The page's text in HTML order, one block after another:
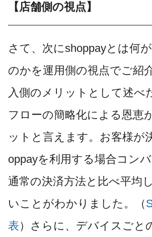
【店舗側の視点】
さて、次にshoppayとは何
のかを運用側の視点でご紹
入側のメリットとして述べ
フローの簡略化による恩恵
ットと言えます。お客様が
oppayを利用する場合コン
通常の決済方法と比べ平均
いことがわかりました。（
表）さらに、デバイスごと